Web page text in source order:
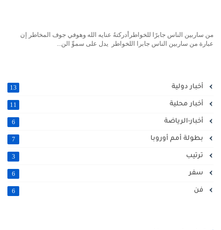
ساربين الناس جابرًا للخواطرأدركتهُ عنايه الله وهوفي جوف المخاطر إن
من ساربين الناس جابرا اللخواطر يدل على سموِّ الن...
أخبار دولية
أخبار محلية
أخبار-الرياضة
بطولة أمم أوروبا
ترتيب
سفر
فن